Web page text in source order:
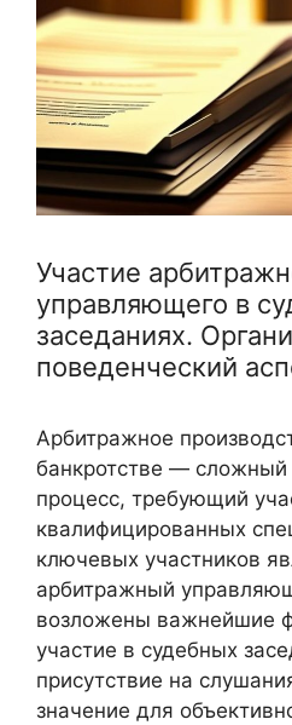
Участие
управляющего в
заседаниях.
поведенческий
Арбитражное
банкротстве — сложный
процесс, требующий
квалифицированных
ключевых участников
арбитражный
возложены важнейшие
участие в судебных
присутствие на
значение для